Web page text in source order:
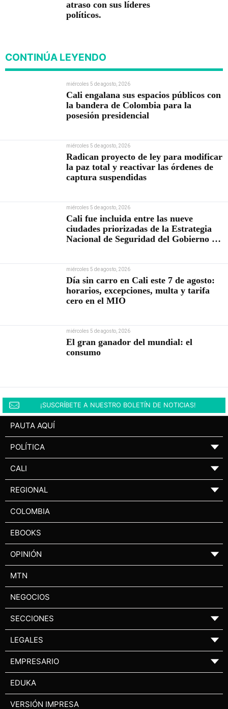
atraso con sus líderes
políticos.
CONTINÚA LEYENDO
miércoles 5 de agosto, 2026
Cali engalana sus espacios públicos con
la bandera de Colombia para la
posesión presidencial
miércoles 5 de agosto, 2026
Radican proyecto de ley para modificar
la paz total y reactivar las órdenes de
captura suspendidas
miércoles 5 de agosto, 2026
Cali fue incluida entre las nueve
ciudades priorizadas de la Estrategia
Nacional de Seguridad del Gobierno de
miércoles 5 de agosto, 2026
Día sin carro en Cali este 7 de agosto:
horarios, excepciones, multa y tarifa
cero en el MIO
miércoles 5 de agosto, 2026
El gran ganador del mundial: el
consumo
¡SUSCRÍBETE A NUESTRO BOLETÍN DE NOTICIAS!
PAUTA AQUÍ
POLÍTICA ▼
CALI ▼
REGIONAL ▼
COLOMBIA
EBOOKS
OPINIÓN ▼
MTN
NEGOCIOS
SECCIONES ▼
LEGALES ▼
EMPRESARIO ▼
EDUKA
VERSIÓN IMPRESA